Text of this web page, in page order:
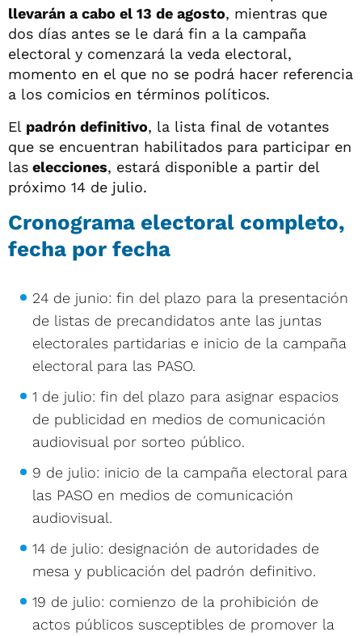
llevarán a cabo el 13 de agosto, mientras que
dos días antes se le dará fin a la campaña
electoral y comenzará la veda electoral,
momento en el que no se podrá hacer referencia
a los comicios en términos políticos.
El padrón definitivo, la lista final de votantes
que se encuentran habilitados para participar en
las elecciones, estará disponible a partir del
próximo 14 de julio.
Cronograma electoral completo,
fecha por fecha
24 de junio: fin del plazo para la presentación
de listas de precandidatos ante las juntas
electorales partidarias e inicio de la campaña
electoral para las PASO.
1 de julio: fin del plazo para asignar espacios
de publicidad en medios de comunicación
audiovisual por sorteo público.
9 de julio: inicio de la campaña electoral para
las PASO en medios de comunicación
audiovisual.
14 de julio: designación de autoridades de
mesa y publicación del padrón definitivo.
19 de julio: comienzo de la prohibición de
actos públicos susceptibles de promover la